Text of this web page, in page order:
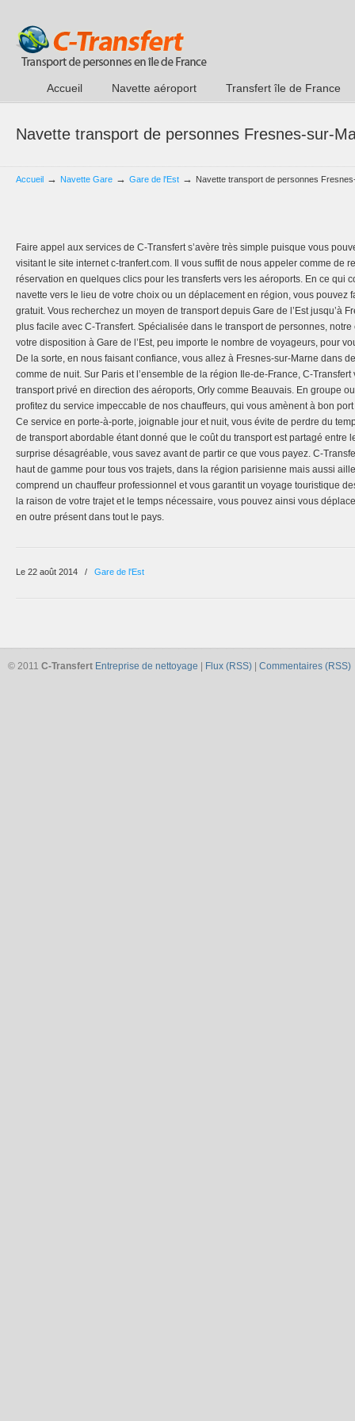
Accueil Navette aéroport Transfert île de France
Navette transport de personnes Fresnes-sur-
Accueil → Navette Gare → Gare de l'Est → Navette transport de personnes
Faire appel aux services de C-Transfert s’avère très simple puisque vous
visitant le site internet c-tranfert.com. Il vous suffit de nous appeler comme de
réservation en quelques clics pour les transferts vers les aéroports. En ce qui
navette vers le lieu de votre choix ou un déplacement en région, vous pouvez
gratuit. Vous recherchez un moyen de transport depuis Gare de l’Est jusqu’à
plus facile avec C-Transfert. Spécialisée dans le transport de personnes,
votre disposition à Gare de l’Est, peu importe le nombre de voyageurs, pour
De la sorte, en nous faisant confiance, vous allez à Fresnes-sur-Marne dans
comme de nuit. Sur Paris et l’ensemble de la région Ile-de-France, C-
transport privé en direction des aéroports, Orly comme Beauvais. En groupe
profitez du service impeccable de nos chauffeurs, qui vous amènent à bon
Ce service en porte-à-porte, joignable jour et nuit, vous évite de perdre du
de transport abordable étant donné que le coût du transport est partagé entre
surprise désagréable, vous savez avant de partir ce que vous payez. C-
haut de gamme pour tous vos trajets, dans la région parisienne mais aussi
comprend un chauffeur professionnel et vous garantit un voyage touristique
la raison de votre trajet et le temps nécessaire, vous pouvez ainsi vous
en outre présent dans tout le pays.
Le 22 août 2014 / Gare de l'Est
© 2011 C-Transfert Entreprise de nettoyage Flux (RSS) Commentaires (RSS)